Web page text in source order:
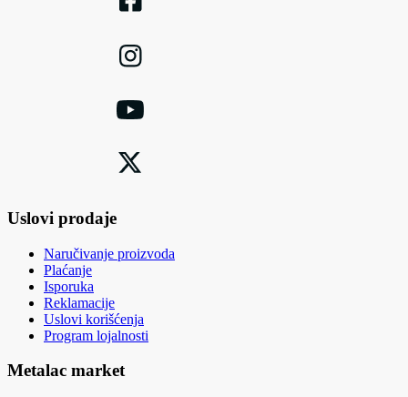
Uslovi prodaje
Naručivanje proizvoda
Plaćanje
Isporuka
Reklamacije
Uslovi korišćenja
Program lojalnosti
Metalac market